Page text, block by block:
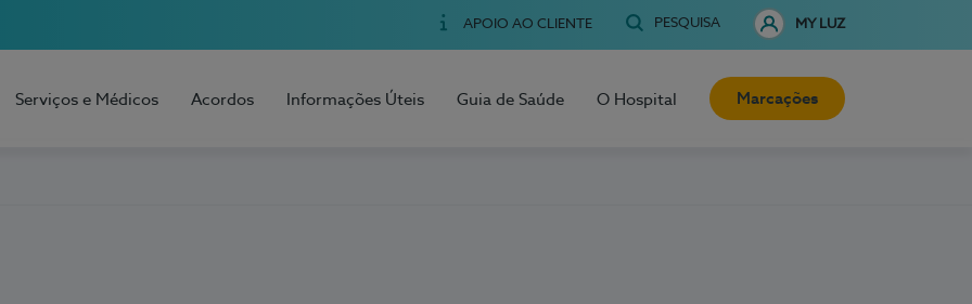
APOIO AO CLIENTE PESQUISA MY LUZ
Serviços e Médicos Acordos Informações Úteis Guia de Saúde O Hospital Marcações